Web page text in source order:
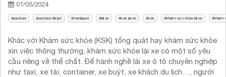
01/05/2024
pastuer pasteur đà lạt medapas lái xe ksk lai xe ksk khám sức khỏe lái xe khám
Khác với Khám sức khỏe (KSK) tổng quát hay khám sức khỏe
xin việc thông thường, khám sức khỏe lái xe có một số yêu
cầu riêng về thể chất. Để hành nghề lái xe ô tô chuyên nghiệp
như taxi, xe tải, container, xe buýt, xe khách du lịch…, người